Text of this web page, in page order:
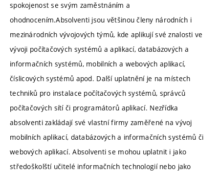
spokojenost se svým zaměstnáním a
ohodnocením.Absolventi jsou většinou členy národních i
mezinárodních vývojových týmů, kde aplikují své znalosti ve
vývoji počítačových systémů a aplikací, databázových a
informačních systémů, mobilních a webových aplikací,
číslicových systémů apod. Další uplatnění je na místech
techniků pro instalace počítačových systémů, správců
počítačových sítí či programátorů aplikací. Nezřídka
absolventi zakládají své vlastní firmy zaměřené na vývoj
mobilních aplikací, databázových a informačních systémů či
webových aplikací. Absolventi se mohou uplatnit i jako
středoškolští učitelé informačních technologií nebo jako